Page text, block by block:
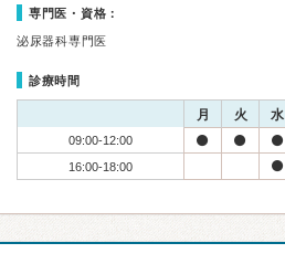
専門医・資格：
泌尿器科専門医
診療時間
月 火 水
09:00-12:00
16:00-18:00